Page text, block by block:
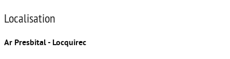
Localisation
Ar Presbital - Locquirec